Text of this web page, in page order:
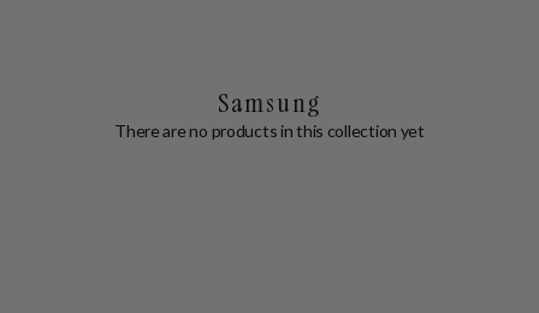
Samsung
There are no products in this collection yet